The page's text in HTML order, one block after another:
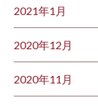
2021年1月
2020年12月
2020年11月